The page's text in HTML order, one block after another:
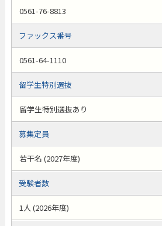
0561-76-8813
ファックス番号
0561-64-1110
留学生特別選抜
留学生特別選抜あり
募集定員
若干名 (2027年度)
受験者数
1人 (2026年度)